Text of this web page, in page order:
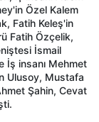
Özel Kalem
Fatih Keleş'in
Fatih Özçelik,
İsmail
İş insanı Mehmet
Ulusoy, Mustafa
Şahin, Cevat